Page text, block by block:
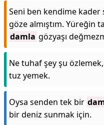
Seni ben kendime kader
göze almıştım. Yüreğin
damla gözyaşı
Ne tuhaf şey şu özlemek,
tuz yemek.
Oysa senden tek bir
bir deniz sunmak için.